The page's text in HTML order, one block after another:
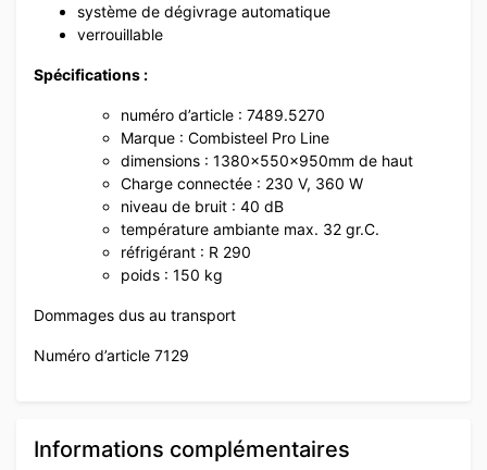
système de dégivrage automatique
verrouillable
Spécifications :
numéro d’article : 7489.5270
Marque : Combisteel Pro Line
dimensions : 1380x550x950mm de haut
Charge connectée : 230 V, 360 W
niveau de bruit : 40 dB
température ambiante max. 32 gr.C.
réfrigérant : R 290
poids : 150 kg
Dommages dus au transport
Numéro d’article 7129
Informations complémentaires